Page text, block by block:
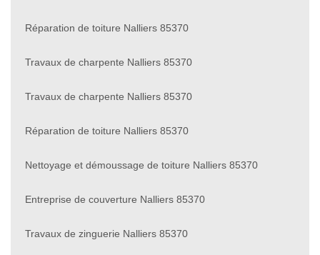
Réparation de toiture Nalliers 85370
Travaux de charpente Nalliers 85370
Travaux de charpente Nalliers 85370
Réparation de toiture Nalliers 85370
Nettoyage et démoussage de toiture Nalliers 85370
Entreprise de couverture Nalliers 85370
Travaux de zinguerie Nalliers 85370